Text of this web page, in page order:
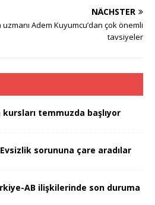
NÄCHSTER
Adem Kuyumcu’dan çok önemli
tavsiyeler
temmuzda başlıyor
sorununa çare aradılar
AB ilişkilerinde son duruma